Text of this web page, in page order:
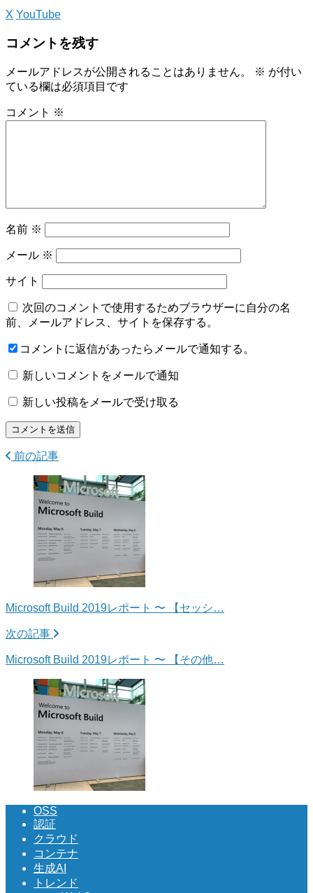
X YouTube
コメントを残す
メールアドレスが公開されることはありません。 ※ が付い
ている欄は必須項目です
コメント ※
名前 ※
メール ※
サイト
次回のコメントで使用するためブラウザーに自分の名
前、メールアドレス、サイトを保存する。
コメントに返信があったらメールで通知する。
新しいコメントをメールで通知
新しい投稿をメールで受け取る
前の記事
Microsoft Build 2019レポート 〜 【セッシ…
次の記事
Microsoft Build 2019レポート 〜 【その他…
OSS
認証
クラウド
コンテナ
生成AI
トレンド